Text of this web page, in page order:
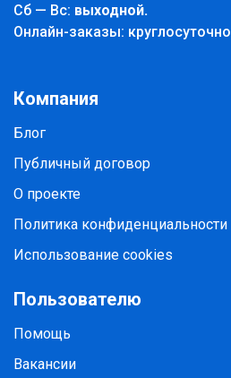
Cб — Вс: выходной.
Онлайн-заказы: круглосуточно
Компания
Блог
Публичный договор
О проекте
Политика конфиденциальности
Использование cookies
Пользователю
Помощь
Вакансии